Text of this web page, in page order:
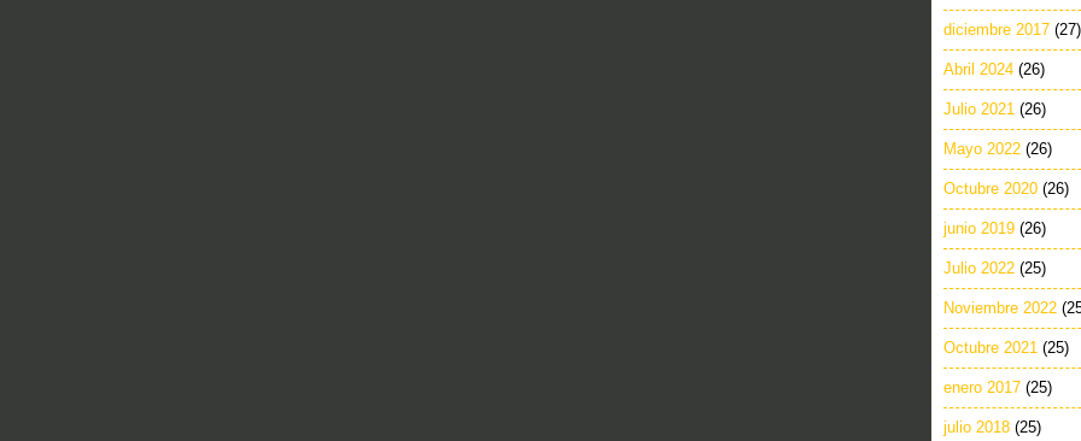
diciembre 2017 (27)
Abril 2024 (26)
Julio 2021 (26)
Mayo 2022 (26)
Octubre 2020 (26)
junio 2019 (26)
Julio 2022 (25)
Noviembre 2022
Octubre 2021 (25)
enero 2017 (25)
julio 2018 (25)